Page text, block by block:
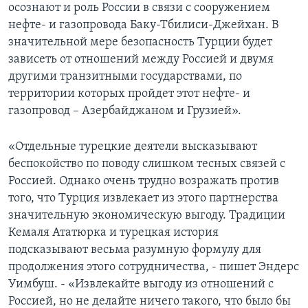
осознают и роль России в связи с сооружением
нефте- и газопровода Баку-Тбилиси-Джейхан. В
значительной мере безопасность Турции будет
зависеть от отношений между Россией и двумя
другими транзитными государствами, по
территории которых пройдет этот нефте- и
газопровод – Азербайджаном и Грузией».
«Отдельные турецкие деятели высказывают
беспокойство по поводу слишком тесных связей с
Россией. Однако очень трудно возражать против
того, что Турция извлекает из этого партнерства
значительную экономическую выгоду. Традиции
Кемаля Ататюрка и турецкая история
подсказывают весьма разумную формулу для
продолжения этого сотрудничества, - пишет Эндерс
Уимбуш. - «Извлекайте выгоду из отношений с
Россией, но не делайте ничего такого, что было бы